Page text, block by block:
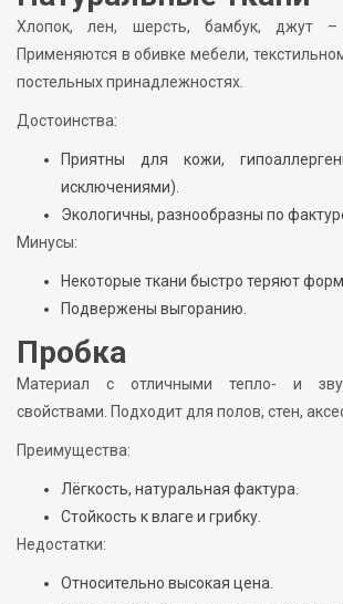
Хлопок, лен, шерсть, бамбук, джут –
Применяются в обивке мебели,
постельных принадлежностях.
Достоинства:
Приятны для кожи,
исключениями).
Экологичны, разнообразны по
Минусы:
Некоторые ткани быстро теряют
Подвержены выгоранию.
Пробка
Материал с отличными тепло- и
свойствами. Подходит для полов, стен,
Преимущества:
Лёгкость, натуральная фактура.
Стойкость к влаге и грибку.
Недостатки:
Относительно высокая цена.